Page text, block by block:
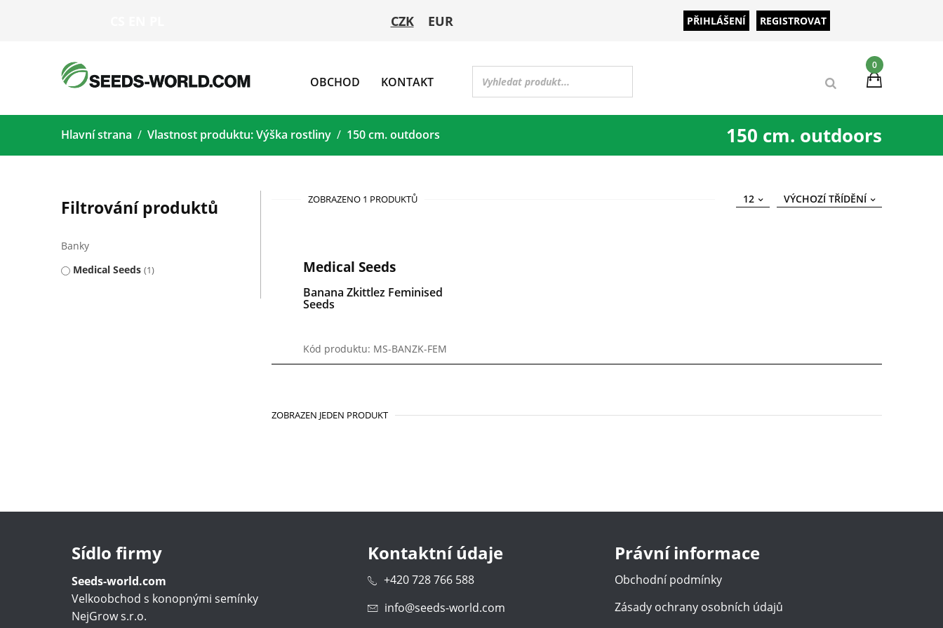
CZK EUR PŘIHLÁŠENÍ REGISTROVAT
0
OBCHOD KONTAKT
150 cm. outdoors
Hlavní strana Vlastnost produktu: Výška rostliny 150 cm. outdoors
Filtrování produktů
Banky
Medical Seeds 1
ZOBRAZENO 1 PRODUKTŮ VÝCHOZÍ TŘÍDĚNÍ
12
Medical Seeds
Banana Zkittlez Feminised
Seeds
Kód produktu: MS-BANZK-FEM
ZOBRAZEN JEDEN PRODUKT
Sídlo firmy
Seeds-world.com
Velkoobchod s konopnými semínky
NejGrow s.r.o.
Kontaktní údaje
+420 728 766 588
info@seeds-world.com
Právní informace
Obchodní podmínky
Zásady ochrany osobních údajů